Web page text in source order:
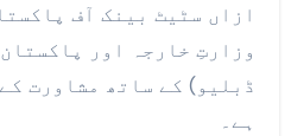
ازاں سٹیٹ بینک آف
وزارتِ خارجہ اور
ڈبلیو) کے ساتھ مشاورت
ہے۔